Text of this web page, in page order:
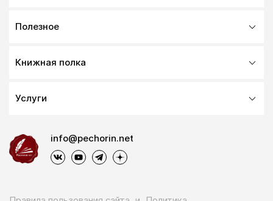
Полезное
Книжная полка
Услуги
info@pechorin.net